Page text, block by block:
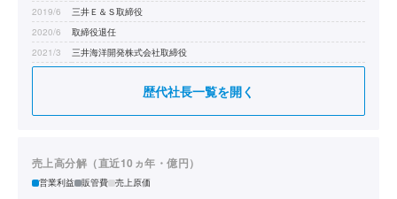
2019/6
三井Ｅ＆Ｓ取締役
2020/6
取締役退任
2021/3
三井海洋開発株式会社取締役
取締役、CCO（現任） 監査法務部及び人事総務部担当
2021/11 三井海洋開発株式会社社外取締役
2023/4
事業部門担当
2024/6
調達部及び成長事業推進事業部担当（現任）
歴代社長一覧を開く
売上高分解（直近10ヵ年・億円）
営業利益 販管費 売上原価